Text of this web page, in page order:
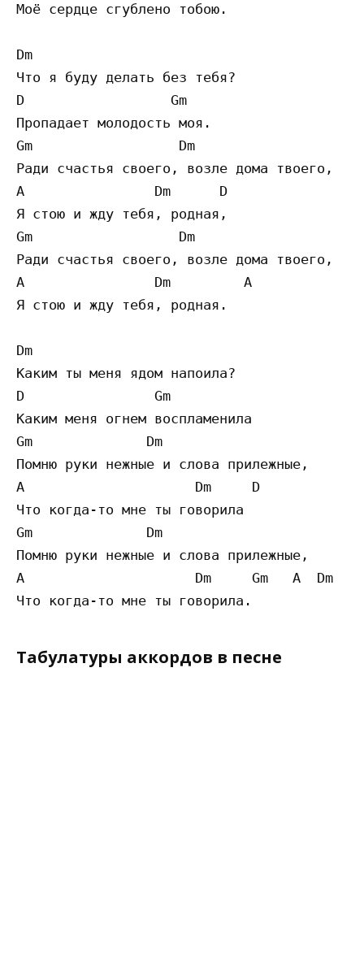
Моё сердце сгублено тобою.
Dm
Что я буду делать без тебя?
D                  Gm
Пропадает молодость моя.
Gm                  Dm
Ради счастья своего, возле дома твоего,
A                Dm      D
Я стою и жду тебя, родная,
Gm                  Dm
Ради счастья своего, возле дома твоего,
A                Dm         A
Я стою и жду тебя, родная.
Dm
Каким ты меня ядом напоила?
D                Gm
Каким меня огнем воспламенила
Gm              Dm
Помню руки нежные и слова прилежные,
A                     Dm     D
Что когда-то мне ты говорила
Gm              Dm
Помню руки нежные и слова прилежные,
A                     Dm     Gm   A  Dm
Табулатуры аккордов в песне